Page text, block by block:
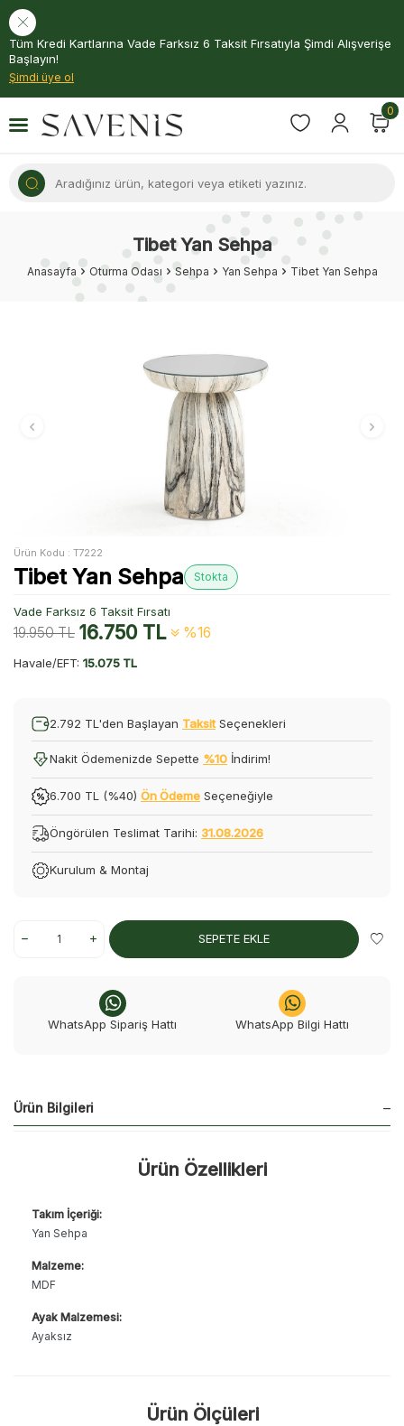
Tüm Kredi Kartlarına Vade Farksız 6 Taksit Fırsatıyla Şimdi Alışverişe
Başlayın!
Şimdi üye ol
0
Tibet Yan Sehpa
Anasayfa Oturma Odası Sehpa Yan Sehpa Tibet Yan Sehpa
Ürün Kodu : T7222
Tibet Yan Sehpa Stokta
Vade Farksız 6 Taksit Fırsatı
19.950TL 16.750TL %16
Havale/EFT: 15.075 TL
2.792 TL'den Başlayan Taksit Seçenekleri
Nakit Ödemenizde Sepette %10 İndirim!
6.700 TL (%40) Ön Ödeme Seçeneğiyle
Öngörülen Teslimat Tarihi: 31.08.2026
Kurulum & Montaj
SEPETE EKLE
WhatsApp Sipariş Hattı WhatsApp Bilgi Hattı
Ürün Bilgileri
Ürün Özellikleri
Takım İçeriği:
Yan Sehpa
Malzeme:
MDF
Ayak Malzemesi:
Ayaksız
Ürün Ölçüleri